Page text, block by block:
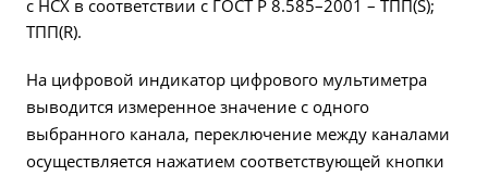
с НСХ в соответствии с ГОСТ Р 8.585–2001 – ТПП(S);
ТПП(R).
На цифровой индикатор цифрового мультиметра
выводится измеренное значение с одного
выбранного канала, переключение между каналами
осуществляется нажатием соответствующей кнопки